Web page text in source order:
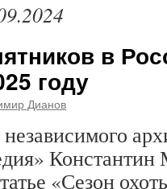
в
году
Дианов
Константин
«Сезон